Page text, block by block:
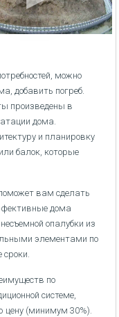
можно
добавить погреб.
произведены в
дома.
и планировку
балок, которые
вам сделать
дома
опалубки из
элементами по
сроки.
по
системе,
цену (минимум 30%).